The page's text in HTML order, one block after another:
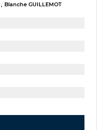
Blanche GUILLEMOT